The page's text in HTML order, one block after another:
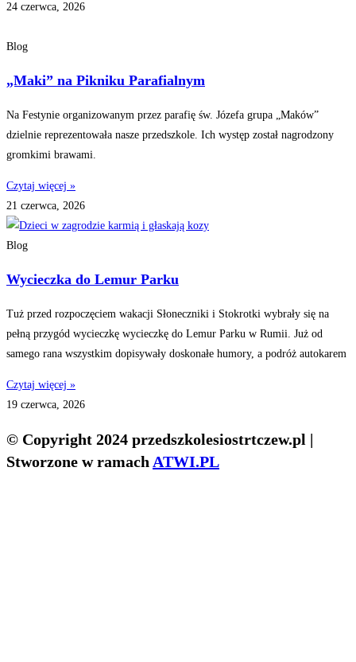
24 czerwca, 2026
Blog
„Maki” na Pikniku Parafialnym
Na Festynie organizowanym przez parafię św. Józefa grupa „Maków”
dzielnie reprezentowała nasze przedszkole. Ich występ został nagrodzony
gromkimi brawami.
Czytaj więcej »
21 czerwca, 2026
Blog
Wycieczka do Lemur Parku
Tuż przed rozpoczęciem wakacji Słoneczniki i Stokrotki wybrały się na
pełną przygód wycieczkę wycieczkę do Lemur Parku w Rumii. Już od
samego rana wszystkim dopisywały doskonałe humory, a podróż autokarem
Czytaj więcej »
19 czerwca, 2026
© Copyright 2024 przedszkolesiostrtczew.pl |
Stworzone w ramach ATWI.PL